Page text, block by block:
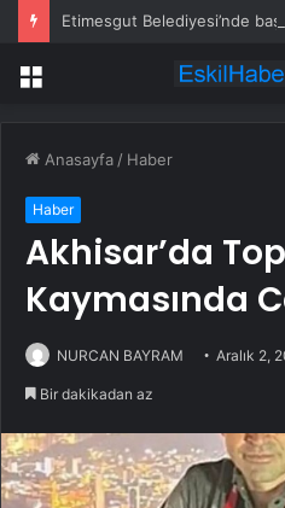
Menü
Anasayfa / Haber
Haber
Akhisar’da
Kaymasında
NURCAN BAYRAM Aralık 2,
Bir dakikadan az